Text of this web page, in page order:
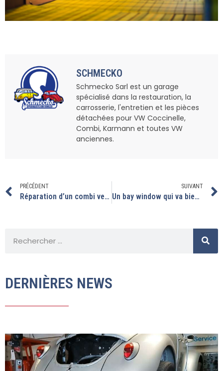
SCHMECKO
Schmecko Sarl est un garage
spécialisé dans la restauration, la
carrosserie, l'entretien et les pièces
détachées pour VW Coccinelle,
Combi, Karmann et toutes VW
anciennes.
PRÉCÉDENT
Réparation d’un combi venu tout droit d’Algérie
SUIVANT
Un bay window qui va bientôt reprendre du service
DERNIÈRES NEWS